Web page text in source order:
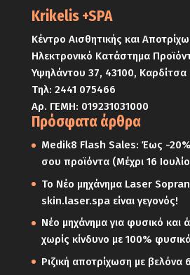
Krikelis +SPA
Κέντρο Αισθητικής και
Ηλεκτρονικό Κατάστημα
Υψηλάντου 37, 43100, Καρδίτσα
Τηλ: 2441 075466
Αρ. ΓΕΜΗ: 019231031000
Πρόσφατα άρθρα
Medik8 Flash Sales: Έως -
σου προϊόντα (Μέχρι 16
Το Νέο μηχάνημα Laser
skin.laser.spa είναι γεγονός!
Νέο μηχάνημα για φυσικό και
χωρίς κίνδυνο με 100%
Ριζική αποτρίχωση με βελόνα